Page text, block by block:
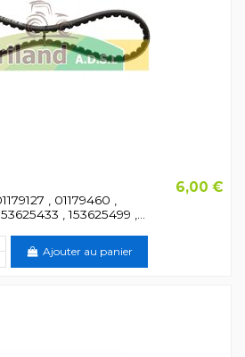
, 01179460 ,
, 153625499 ,...
6,00 €
Ajouter au panier